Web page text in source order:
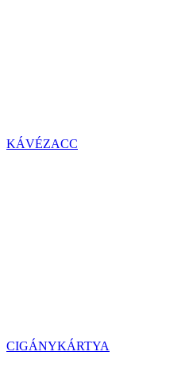
KÁVÉZACC
CIGÁNYKÁRTYA